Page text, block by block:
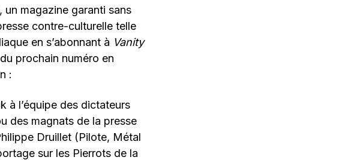
magazine garanti sans
contre-culturelle telle
en s’abonnant à Vanity
prochain numéro en
:
à l’équipe des dictateurs
des magnats de la presse
Druillet (Pilote, Métal
sur les Pierrots de la